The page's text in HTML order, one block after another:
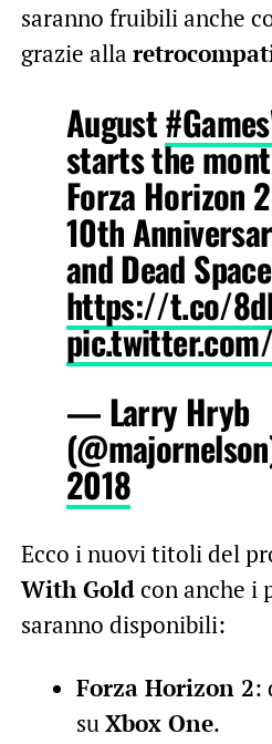
saranno fruibili anche
grazie alla
August
starts the
Forza Horizon
10th
and Dead
https://t.co/
pic.twitter.com/
— Larry Hryb
2018
Ecco i nuovi titoli del
With Goldcon anche i
saranno disponibili:
Forza Horizon 2:
suXbox One.